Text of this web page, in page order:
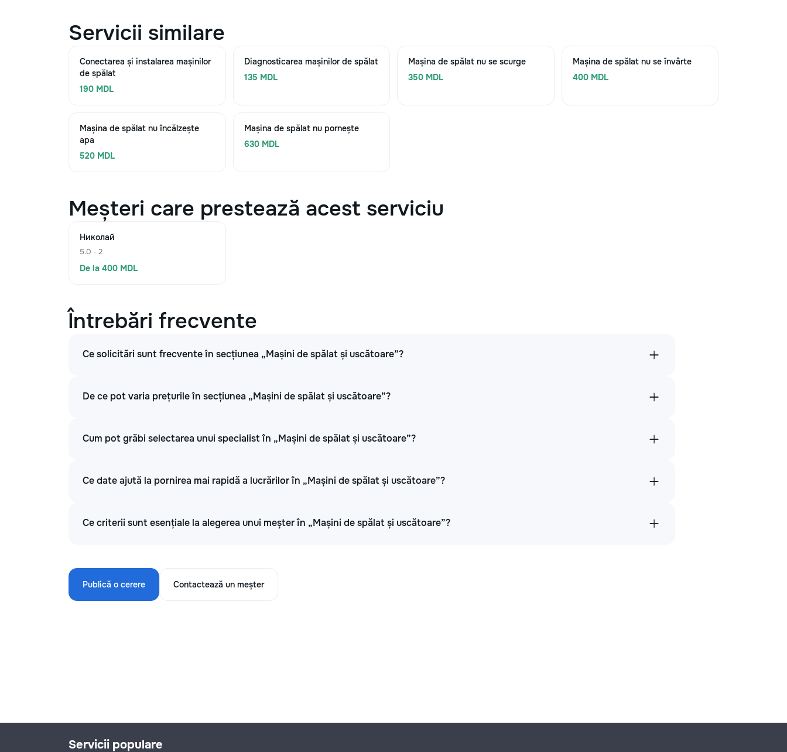
Servicii similare
Conectarea și instalarea mașinilor
de spălat
190 MDL
Diagnosticarea mașinilor de spălat
135 MDL
Mașina de spălat nu se scurge
350 MDL
Mașina de spălat nu se învârte
400 MDL
Mașina de spălat nu încălzește
apa
520 MDL
Mașina de spălat nu pornește
630 MDL
Meșteri care prestează acest serviciu
Николай
5.0 · 2
De la 400 MDL
Întrebări frecvente
Ce solicitări sunt frecvente în secțiunea „Mașini de spălat și uscătoare”?
De ce pot varia prețurile în secțiunea „Mașini de spălat și uscătoare”?
Cum pot grăbi selectarea unui specialist în „Mașini de spălat și uscătoare”?
Ce date ajută la pornirea mai rapidă a lucrărilor în „Mașini de spălat și uscătoare”?
Ce criterii sunt esențiale la alegerea unui meșter în „Mașini de spălat și uscătoare”?
Publică o cerere Contactează un meșter
Servicii populare